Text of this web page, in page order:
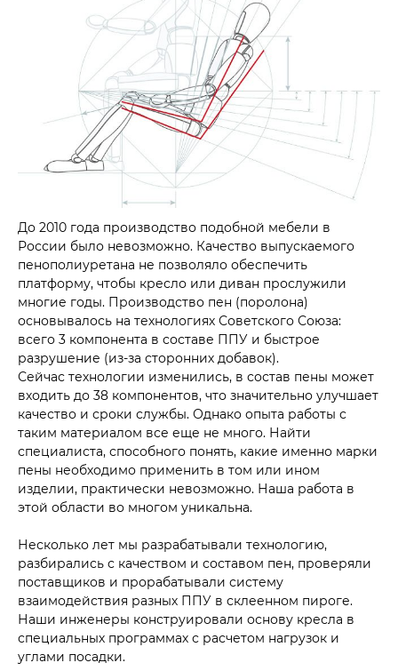
До 2010 года производство подобной мебели в
России было невозможно. Качество выпускаемого
пенополиуретана не позволяло обеспечить
платформу, чтобы кресло или диван прослужили
многие годы. Производство пен (поролона)
основывалось на технологиях Советского Союза:
всего 3 компонента в составе ППУ и быстрое
разрушение (из-за сторонних добавок).
Сейчас технологии изменились, в состав пены может
входить до 38 компонентов, что значительно улучшает
качество и сроки службы. Однако опыта работы с
таким материалом все еще не много. Найти
специалиста, способного понять, какие именно марки
пены необходимо применить в том или ином
изделии, практически невозможно. Наша работа в
этой области во многом уникальна.
Несколько лет мы разрабатывали технологию,
разбирались с качеством и составом пен, проверяли
поставщиков и прорабатывали систему
взаимодействия разных ППУ в склеенном пироге.
Наши инженеры конструировали основу кресла в
специальных программах с расчетом нагрузок и
углами посадки.